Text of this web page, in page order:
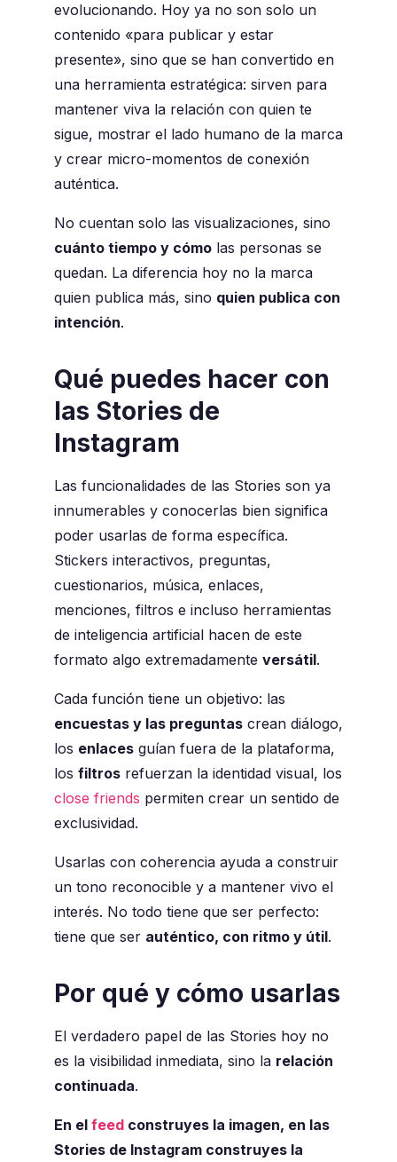
evolucionando. Hoy ya no son solo un
contenido «para publicar y estar
presente», sino que se han convertido en
una herramienta estratégica: sirven para
mantener viva la relación con quien te
sigue, mostrar el lado humano de la marca
y crear micro-momentos de conexión
auténtica.
No cuentan solo las visualizaciones, sino
cuánto tiempo y cómolas personas se
quedan. La diferencia hoy no la marca
quien publica más, sino quien publica con
intención.
Qué puedes hacer con
las Stories de
Instagram
Las funcionalidades de las Stories son ya
innumerables y conocerlas bien significa
poder usarlas de forma específica.
Stickers interactivos, preguntas,
cuestionarios, música, enlaces,
menciones, filtros e incluso herramientas
de inteligencia artificial hacen de este
formato algo extremadamente versátil.
Cada función tiene un objetivo: las
encuestas y las preguntascrean diálogo,
los enlacesguían fuera de la plataforma,
los filtrosrefuerzan la identidad visual, los
close friends permiten crear un sentido de
exclusividad.
Usarlas con coherencia ayuda a construir
un tono reconocible y a mantener vivo el
interés. No todo tiene que ser perfecto:
tiene que ser auténtico, con ritmo y útil.
Por qué y cómo usarlas
El verdadero papel de las Stories hoy no
es la visibilidad inmediata, sino la relación
continuada.
En el feedconstruyes la imagen, en las
Stories de Instagram construyes la